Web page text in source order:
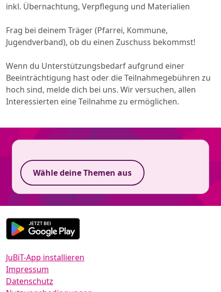
inkl. Übernachtung, Verpflegung und Materialien
Frag bei deinem Träger (Pfarrei, Kommune,
Jugendverband), ob du einen Zuschuss bekommst!
Wenn du Unterstützungsbedarf aufgrund einer
Beeinträchtigung hast oder die Teilnahmegebühren zu
hoch sind, melde dich bei uns. Wir versuchen, allen
Interessierten eine Teilnahme zu ermöglichen.
Wähle deine Themen aus
JuBiT-App installieren
Impressum
Datenschutz